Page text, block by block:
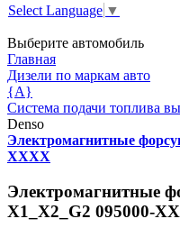
Select Language ▼
Выберите автомобиль
Главная
Дизели по маркам авто
{A}
Система подачи топлива
Denso
Электромагнитные
ХХХХ
Электромагнитные
X1_X2_G2 095000-